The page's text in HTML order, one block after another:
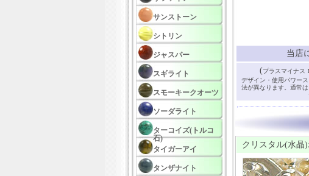
サンストーン
シトリン
ジャスパー
スギライト
スモーキークオーツ
ソーダライト
ターコイズ(トルコ
石)
タイガーアイ
タンザナイト
当店
(プラスマイナス
デザイン・使用パワー
法が異なります。通常
クリスタル(水晶